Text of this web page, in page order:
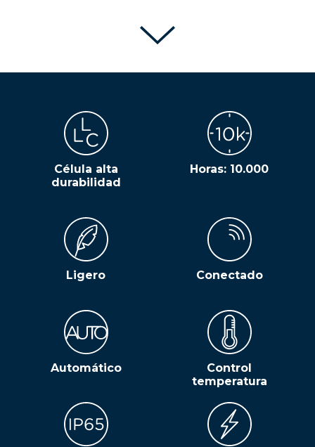
Célula alta
durabilidad
Horas: 10.000
Ligero Conectado
Automático
Control
temperatura